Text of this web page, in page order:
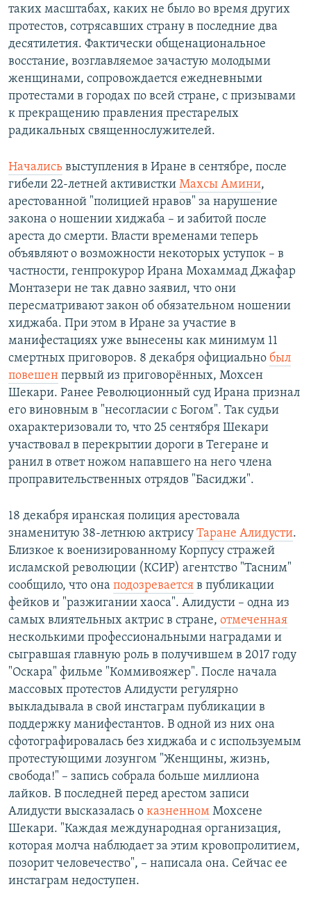
таких масштабах, каких не было во время других
протестов, сотрясавших страну в последние два
десятилетия. Фактически общенациональное
восстание, возглавляемое зачастую молодыми
женщинами, сопровождается ежедневными
протестами в городах по всей стране, с призывами
к прекращению правления престарелых
радикальных священнослужителей.
Начались выступления в Иране в сентябре, после
гибели 22-летней активистки Махсы Амини,
арестованной "полицией нравов" за нарушение
закона о ношении хиджаба – и забитой после
ареста до смерти. Власти временами теперь
объявляют о возможности некоторых уступок – в
частности, генпрокурор Ирана Мохаммад Джафар
Монтазери не так давно заявил, что они
пересматривают закон об обязательном ношении
хиджаба. При этом в Иране за участие в
манифестациях уже вынесены как минимум 11
смертных приговоров. 8 декабря официально был
повешен первый из приговорённых, Мохсен
Шекари. Ранее Революционный суд Ирана признал
его виновным в "несогласии с Богом". Так судьи
охарактеризовали то, что 25 сентября Шекари
участвовал в перекрытии дороги в Тегеране и
ранил в ответ ножом напавшего на него члена
проправительственных отрядов "Басиджи".
18 декабря иранская полиция арестовала
знаменитую 38-летнюю актрису Таране Алидусти.
Близкое к военизированному Корпусу стражей
исламской революции (КСИР) агентство "Тасним"
сообщило, что она подозревается в публикации
фейков и "разжигании хаоса". Алидусти – одна из
самых влиятельных актрис в стране, отмеченная
несколькими профессиональными наградами и
сыгравшая главную роль в получившем в 2017 году
"Оскара" фильме "Коммивояжер". После начала
массовых протестов Алидусти регулярно
выкладывала в свой инстаграм публикации в
поддержку манифестантов. В одной из них она
сфотографировалась без хиджаба и с используемым
протестующими лозунгом "Женщины, жизнь,
свобода!" – запись собрала больше миллиона
лайков. В последней перед арестом записи
Алидусти высказалась о казненном Мохсене
Шекари. "Каждая международная организация,
которая молча наблюдает за этим кровопролитием,
позорит человечество", – написала она. Сейчас ее
инстаграм недоступен.